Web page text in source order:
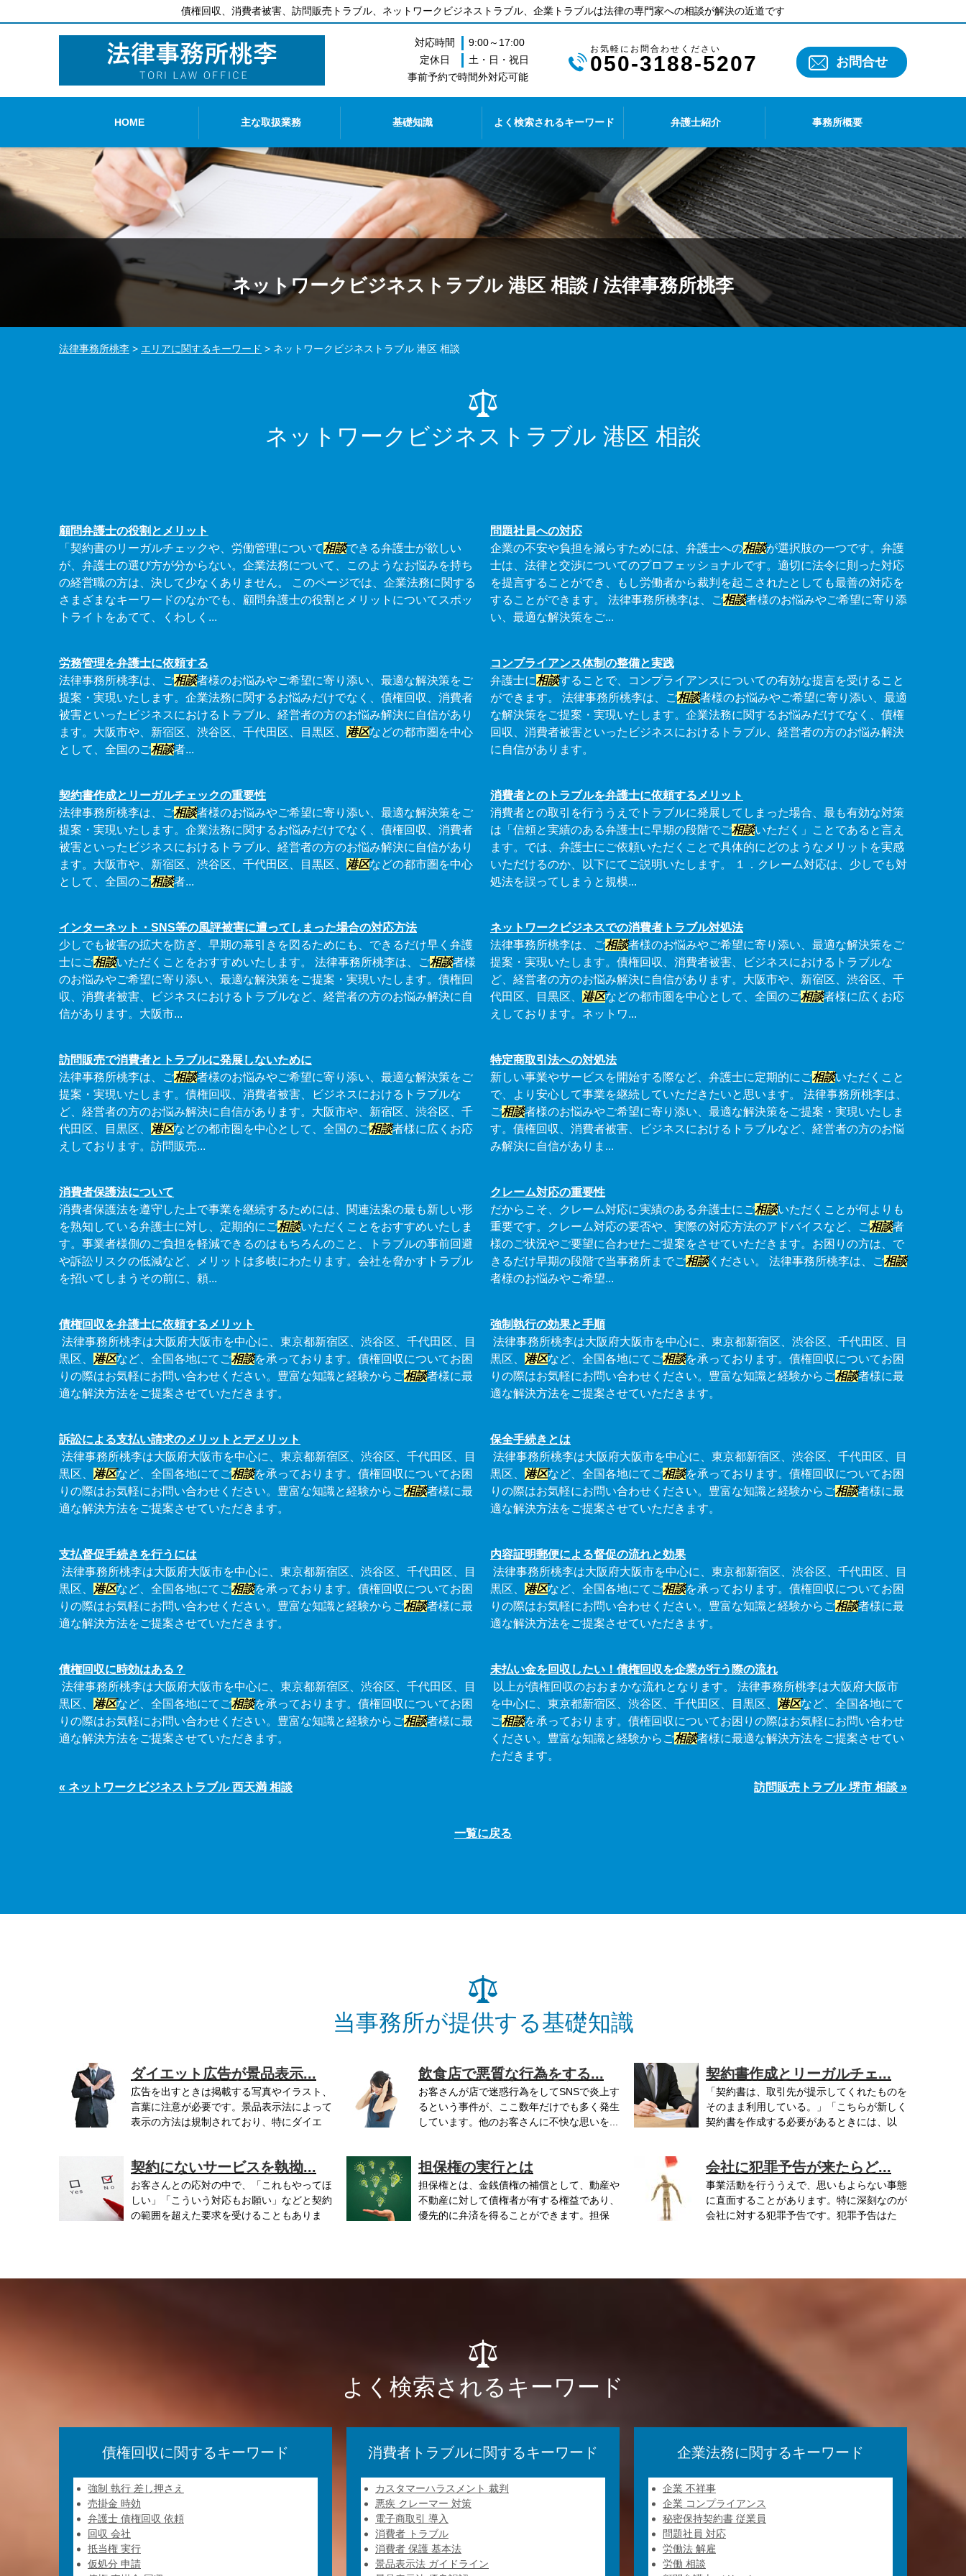
債権回収、消費者被害、訪問販売トラブル、ネットワークビジネストラブル、企業トラブルは法律の専門家への相談が解決の近道です
対応時間
9:00～17:00
定休日
土・日・祝日
事前予約で時間外対応可能
050-3188-5207 お問合せ
HOME 主な取扱業務 基礎知識 よく検索されるキーワード 弁護士紹介 事務所概要
ネットワークビジネストラブル 港区 相談 / 法律事務所桃李
法律事務所桃李 > エリアに関するキーワード > ネットワークビジネストラブル 港区 相談
ネットワークビジネストラブル 港区 相談
顧問弁護士の役割とメリット
「契約書のリーガルチェックや、労働管理について相談できる弁護士が欲しい
が、弁護士の選び方が分からない。企業法務について、このようなお悩みを持ち
の経営職の方は、決して少なくありません。 このページでは、企業法務に関する
さまざまなキーワードのなかでも、顧問弁護士の役割とメリットについてスポッ
トライトをあてて、くわしく...
問題社員への対応
企業の不安や負担を減らすためには、弁護士への相談が選択肢の一つです。弁護
士は、法律と交渉についてのプロフェッショナルです。適切に法令に則った対応
を提言することができ、もし労働者から裁判を起こされたとしても最善の対応を
することができます。 法律事務所桃李は、ご相談者様のお悩みやご希望に寄り添
い、最適な解決策をご...
労務管理を弁護士に依頼する
法律事務所桃李は、ご相談者様のお悩みやご希望に寄り添い、最適な解決策をご
提案・実現いたします。企業法務に関するお悩みだけでなく、債権回収、消費者
被害といったビジネスにおけるトラブル、経営者の方のお悩み解決に自信があり
ます。大阪市や、新宿区、渋谷区、千代田区、目黒区、 港区などの都市圏を中心
として、全国のご相談者...
コンプライアンス体制の整備と実践
弁護士に相談することで、コンプライアンスについての有効な提言を受けること
ができます。 法律事務所桃李は、ご相談者様のお悩みやご希望に寄り添い、最適
な解決策をご提案・実現いたします。企業法務に関するお悩みだけでなく、債権
回収、消費者被害といったビジネスにおけるトラブル、経営者の方のお悩み解決
に自信があります。
契約書作成とリーガルチェックの重要性
法律事務所桃李は、ご相談者様のお悩みやご希望に寄り添い、最適な解決策をご
提案・実現いたします。企業法務に関するお悩みだけでなく、債権回収、消費者
被害といったビジネスにおけるトラブル、経営者の方のお悩み解決に自信があり
ます。大阪市や、新宿区、渋谷区、千代田区、目黒区、 港区などの都市圏を中心
として、全国のご相談者...
消費者とのトラブルを弁護士に依頼するメリット
消費者との取引を行ううえでトラブルに発展してしまった場合、最も有効な対策
は「信頼と実績のある弁護士に早期の段階でご相談いただく」ことであると言え
ます。では、弁護士にご依頼いただくことで具体的にどのようなメリットを実感
いただけるのか、以下にてご説明いたします。 １．クレーム対応は、少しでも対
処法を誤ってしまうと規模...
インターネット・SNS等の風評被害に遭ってしまった場合の対応方法
少しでも被害の拡大を防ぎ、早期の幕引きを図るためにも、できるだけ早く弁護
士にご相談いただくことをおすすめいたします。 法律事務所桃李は、ご相談者様
のお悩みやご希望に寄り添い、最適な解決策をご提案・実現いたします。債権回
収、消費者被害、ビジネスにおけるトラブルなど、経営者の方のお悩み解決に自
信があります。大阪市...
ネットワークビジネスでの消費者トラブル対処法
法律事務所桃李は、ご相談者様のお悩みやご希望に寄り添い、最適な解決策をご
提案・実現いたします。債権回収、消費者被害、ビジネスにおけるトラブルな
ど、経営者の方のお悩み解決に自信があります。大阪市や、新宿区、渋谷区、千
代田区、目黒区、 港区などの都市圏を中心として、全国のご相談者様に広くお応
えしております。ネットワ...
訪問販売で消費者とトラブルに発展しないために
法律事務所桃李は、ご相談者様のお悩みやご希望に寄り添い、最適な解決策をご
提案・実現いたします。債権回収、消費者被害、ビジネスにおけるトラブルな
ど、経営者の方のお悩み解決に自信があります。大阪市や、新宿区、渋谷区、千
代田区、目黒区、 港区などの都市圏を中心として、全国のご相談者様に広くお応
えしております。訪問販売...
特定商取引法への対処法
新しい事業やサービスを開始する際など、弁護士に定期的にご相談いただくこと
で、より安心して事業を継続していただきたいと思います。 法律事務所桃李は、
ご相談者様のお悩みやご希望に寄り添い、最適な解決策をご提案・実現いたしま
す。債権回収、消費者被害、ビジネスにおけるトラブルなど、経営者の方のお悩
み解決に自信がありま...
消費者保護法について
消費者保護法を遵守した上で事業を継続するためには、関連法案の最も新しい形
を熟知している弁護士に対し、定期的にご相談いただくことをおすすめいたしま
す。事業者様側のご負担を軽減できるのはもちろんのこと、トラブルの事前回避
や訴訟リスクの低減など、メリットは多岐にわたります。会社を脅かすトラブル
を招いてしまうその前に、頼...
クレーム対応の重要性
だからこそ、クレーム対応に実績のある弁護士にご相談いただくことが何よりも
重要です。クレーム対応の要否や、実際の対応方法のアドバイスなど、ご相談者
様のご状況やご要望に合わせたご提案をさせていただきます。お困りの方は、で
きるだけ早期の段階で当事務所までご相談ください。 法律事務所桃李は、ご相談
者様のお悩みやご希望...
債権回収を弁護士に依頼するメリット
法律事務所桃李は大阪府大阪市を中心に、東京都新宿区、渋谷区、千代田区、目
黒区、 港区など、全国各地にてご相談を承っております。債権回収についてお困
りの際はお気軽にお問い合わせください。豊富な知識と経験からご相談者様に最
適な解決方法をご提案させていただきます。
強制執行の効果と手順
法律事務所桃李は大阪府大阪市を中心に、東京都新宿区、渋谷区、千代田区、目
黒区、 港区など、全国各地にてご相談を承っております。債権回収についてお困
りの際はお気軽にお問い合わせください。豊富な知識と経験からご相談者様に最
適な解決方法をご提案させていただきます。
訴訟による支払い請求のメリットとデメリット
法律事務所桃李は大阪府大阪市を中心に、東京都新宿区、渋谷区、千代田区、目
黒区、 港区など、全国各地にてご相談を承っております。債権回収についてお困
りの際はお気軽にお問い合わせください。豊富な知識と経験からご相談者様に最
適な解決方法をご提案させていただきます。
保全手続きとは
法律事務所桃李は大阪府大阪市を中心に、東京都新宿区、渋谷区、千代田区、目
黒区、 港区など、全国各地にてご相談を承っております。債権回収についてお困
りの際はお気軽にお問い合わせください。豊富な知識と経験からご相談者様に最
適な解決方法をご提案させていただきます。
支払督促手続きを行うには
法律事務所桃李は大阪府大阪市を中心に、東京都新宿区、渋谷区、千代田区、目
黒区、 港区など、全国各地にてご相談を承っております。債権回収についてお困
りの際はお気軽にお問い合わせください。豊富な知識と経験からご相談者様に最
適な解決方法をご提案させていただきます。
内容証明郵便による督促の流れと効果
法律事務所桃李は大阪府大阪市を中心に、東京都新宿区、渋谷区、千代田区、目
黒区、 港区など、全国各地にてご相談を承っております。債権回収についてお困
りの際はお気軽にお問い合わせください。豊富な知識と経験からご相談者様に最
適な解決方法をご提案させていただきます。
債権回収に時効はある？
法律事務所桃李は大阪府大阪市を中心に、東京都新宿区、渋谷区、千代田区、目
黒区、 港区など、全国各地にてご相談を承っております。債権回収についてお困
りの際はお気軽にお問い合わせください。豊富な知識と経験からご相談者様に最
適な解決方法をご提案させていただきます。
未払い金を回収したい！債権回収を企業が行う際の流れ
以上が債権回収のおおまかな流れとなります。 法律事務所桃李は大阪府大阪市
を中心に、東京都新宿区、渋谷区、千代田区、目黒区、 港区など、全国各地にて
ご相談を承っております。債権回収についてお困りの際はお気軽にお問い合わせ
ください。豊富な知識と経験からご相談者様に最適な解決方法をご提案させてい
ただきます。
« ネットワークビジネストラブル 西天満 相談 訪問販売トラブル 堺市 相談 »
一覧に戻る
当事務所が提供する基礎知識
ダイエット広告が景品表示...
広告を出すときは掲載する写真やイラスト、
言葉に注意が必要です。景品表示法によって
表示の方法は規制されており、特にダイエ
飲食店で悪質な行為をする...
お客さんが店で迷惑行為をしてSNSで炎上す
るという事件が、ここ数年だけでも多く発生
しています。他のお客さんに不快な思いを...
契約書作成とリーガルチェ...
「契約書は、取引先が提示してくれたものを
そのまま利用している。」「こちらが新しく
契約書を作成する必要があるときには、以
契約にないサービスを執拗...
お客さんとの応対の中で、「これもやってほ
しい」「こういう対応もお願い」などと契約
の範囲を超えた要求を受けることもありま
担保権の実行とは
担保権とは、金銭債権の補償として、動産や
不動産に対して債権者が有する権益であり、
優先的に弁済を得ることができます。担保
会社に犯罪予告が来たらど...
事業活動を行ううえで、思いもよらない事態
に直面することがあります。特に深刻なのが
会社に対する犯罪予告です。犯罪予告はた
よく検索されるキーワード
債権回収に関するキーワード
強制 執行 差し押さえ
売掛金 時効
弁護士 債権回収 依頼
回収 会社
抵当権 実行
仮処分 申請
消費者トラブルに関するキーワード
カスタマーハラスメント 裁判
悪疾 クレーマー 対策
電子商取引 導入
消費者 トラブル
消費者 保護 基本法
景品表示法 ガイドライン
企業法務に関するキーワード
企業 不祥事
企業 コンプライアンス
秘密保持契約書 従業員
問題社員 対応
労働法 解雇
労働 相談